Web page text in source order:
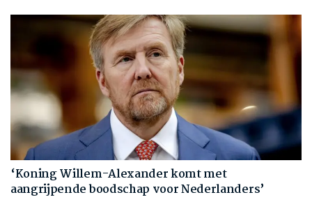
‘Koning Willem-Alexander komt met
aangrijpende boodschap voor Nederlanders’